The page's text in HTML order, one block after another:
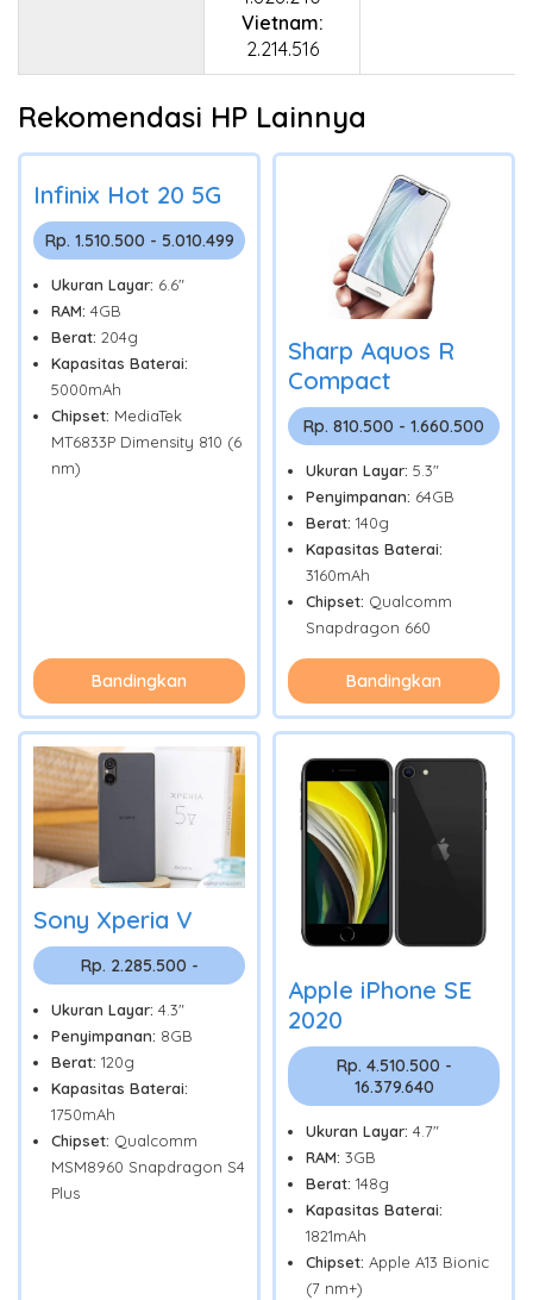
Vietnam:
2.214.516
Rekomendasi HP Lainnya
Infinix Hot 20 5G
Rp. 1.510.500 - 5.010.499
Ukuran Layar: 6.6"
RAM: 4GB
Berat: 204g
Kapasitas Baterai:
5000mAh
Chipset: MediaTek
MT6833P Dimensity 810 (6
nm)
Bandingkan
Sharp Aquos R
Compact
Rp. 810.500 - 1.660.500
Ukuran Layar: 5.3"
Penyimpanan: 64GB
Berat: 140g
Kapasitas Baterai:
3160mAh
Chipset: Qualcomm
Snapdragon 660
Bandingkan
Sony Xperia V
Rp. 2.285.500 -
Ukuran Layar: 4.3"
Penyimpanan: 8GB
Berat: 120g
Kapasitas Baterai:
1750mAh
Chipset: Qualcomm
MSM8960 Snapdragon S4
Plus
Apple iPhone SE
2020
Rp. 4.510.500 -
16.379.640
Ukuran Layar: 4.7"
RAM: 3GB
Berat: 148g
Kapasitas Baterai:
1821mAh
Chipset: Apple A13 Bionic
(7 nm+)